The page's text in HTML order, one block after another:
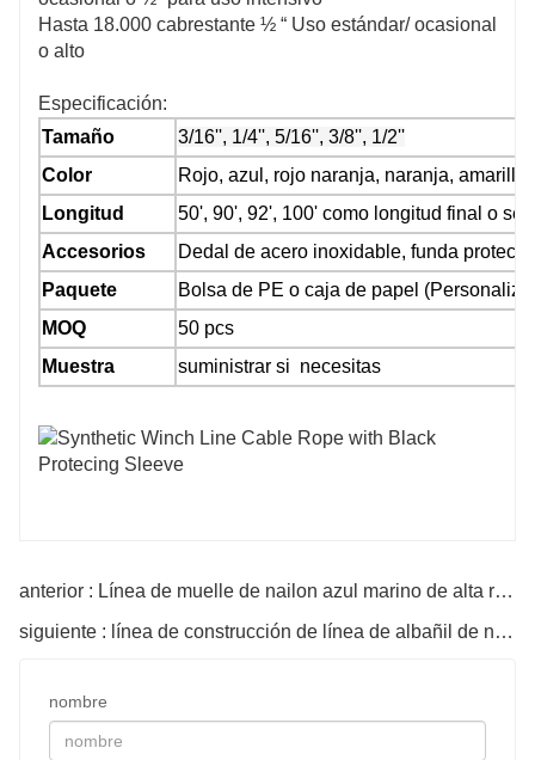
Hasta 18.000 cabrestante ½ “ Uso estándar/ ocasional
o alto
Especificación:
Tamaño
3/16'', 1/4'', 5/16'', 3/8'', 1/2''
Color
Rojo, azul, rojo naranja, naranja,
Longitud
50', 90', 92', 100' como longitud final o
Accesorios
Dedal de acero inoxidable, funda
Paquete
Bolsa de PE o caja de papel
MOQ
50 pcs
Muestra
suministrar si necesitas
anterior : Línea de muelle de nailon azul marino de alta resistencia.
siguiente : línea de construcción de línea de albañil de nylon
nombre